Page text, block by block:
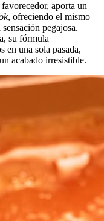
aporta un
, ofreciendo el mismo
pegajosa.
su fórmula
en una sola pasada,
acabado irresistible.